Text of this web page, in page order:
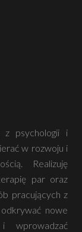
z psychologii i
w rozwoju i
Realizuję
par oraz
pracujących z
nowe
wprowadzać